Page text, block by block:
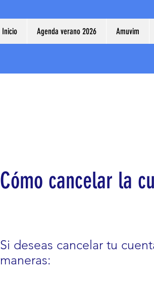
Inicio Agenda verano 2026 Amuvim
Cómo cancelar la
Si deseas cancelar tu
maneras: